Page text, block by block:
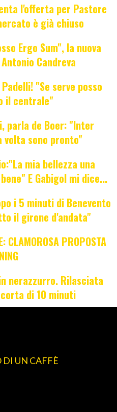
l'offerta per Pastore
è già chiuso
Ergo Sum", la nuova
Candreva
Padelli! "Se serve posso
il centrale"
parla de Boer: "Inter
sono pronto"
mia bellezza una
E Gabigol mi dice...
i 5 minuti di Benevento
il girone d'andata"
CLAMOROSA PROPOSTA
nerazzurro. Rilasciata
di 10 minuti
UN CAFFÈ